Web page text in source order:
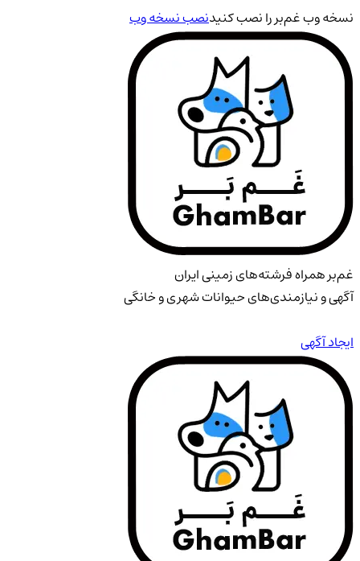
نسخه وب غم‌بر را نصب کنیدنصب نسخه وب
غم‌بر همراه فرشته‌های زمینی ایران
آگهی و نیازمندی‌های حیوانات شهری و خانگی
ایجاد آگهی